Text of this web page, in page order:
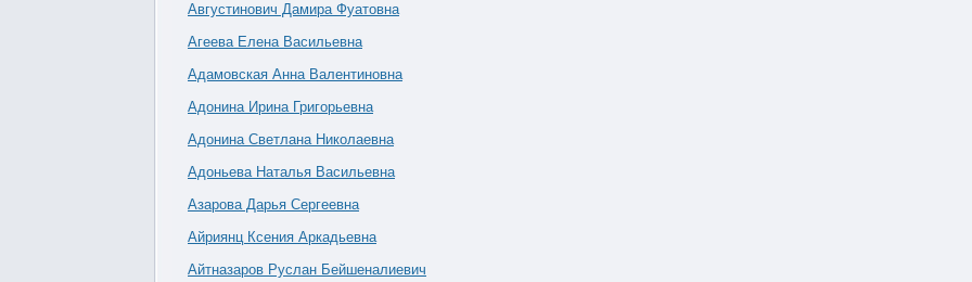
Августинович Дамира Фуатовна
Агеева Елена Васильевна
Адамовская Анна Валентиновна
Адонина Ирина Григорьевна
Адонина Светлана Николаевна
Адоньева Наталья Васильевна
Азарова Дарья Сергеевна
Айриянц Ксения Аркадьевна
Айтназаров Руслан Бейшеналиевич